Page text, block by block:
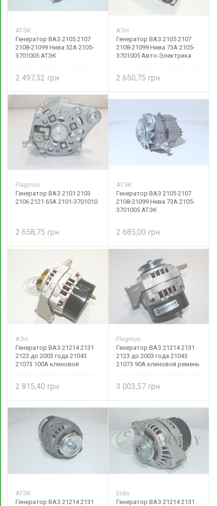
АТЭК
Генератор ВАЗ 2105 2107
2108-21099 Нива 52А 2105-
3701005 АТЭК
2 497,52
АЭл
Генератор ВАЗ 2105 2107
2108-21099 Нива 73А 2105-
3701005 Авто-Электрика
2 650,75
Flagmus
Генератор ВАЗ 2101 2103
2106 2121 65А 2101-3701010
2 658,75
АТЭК
Генератор ВАЗ 2105 2107
2108-21099 Нива 73А 2105-
3701005 АТЭК
2 685,00
АЭл
Генератор ВАЗ 21214 2131
2123 до 2003 года 21043
21073 100А клиновой
2 815,40
Flagmus
Генератор ВАЗ 21214 2131
2123 до 2003 года 21043
21073 90А клиновой ремень
3 003,57
АТЭК
Генератор ВАЗ 21214 2131
Eldix
Генератор ВАЗ 21214 2131